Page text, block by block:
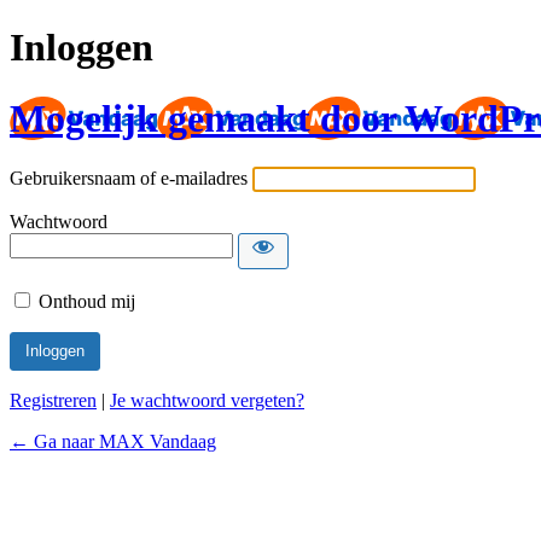
Inloggen
Mogelijk gemaakt door
Gebruikersnaam of e-mailadres
Wachtwoord
Onthoud mij
Registreren | Je wachtwoord vergeten?
← Ga naar MAX Vandaag